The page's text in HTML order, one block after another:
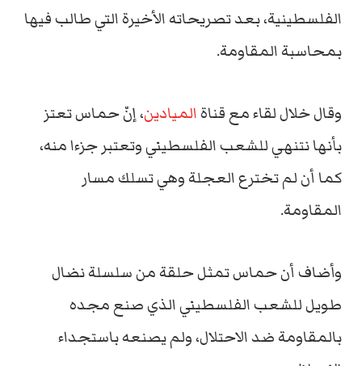
الفلسطينية، بعد تصريحاته الأخيرة التي طالب فيها
بمحاسبة المقاومة.
وقال خلال لقاء مع قناةالميادين، إنّ حماس تعتز
بأنها نتنهي للشعب الفلسطيني وتعتبر جزءا منه،
كما أن لم تخترع العجلة وهي تسلك مسار
المقاومة.
وأضاف أن حماس تمثل حلقة من سلسلة نضال
طويل للشعب الفلسطيني الذي صنع مجده
بالمقاومة ضد الاحتلال، ولم يصنعه باستجداء